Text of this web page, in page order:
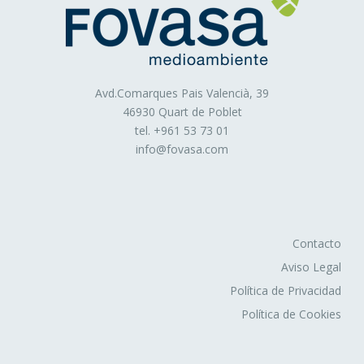
La información que facilitan las cookies nos puede
ayudar a ofrecerle una mejor experiencia de usuario
cuando visita nuestros sitios web. La información que
ni para enviarle publicidad por correo electrónico o correo
postal. Además, no utilizamos cookies para enviar
publicidad personalizada.
Además, los terceros prestadores de servicios con los
Avd.Comarques Pais Valencià, 39
46930 Quart de Poblet
tel. +961 53 73 01
info@fovasa.com
Contacto
Aviso Legal
Política de Privacidad
Política de Cookies